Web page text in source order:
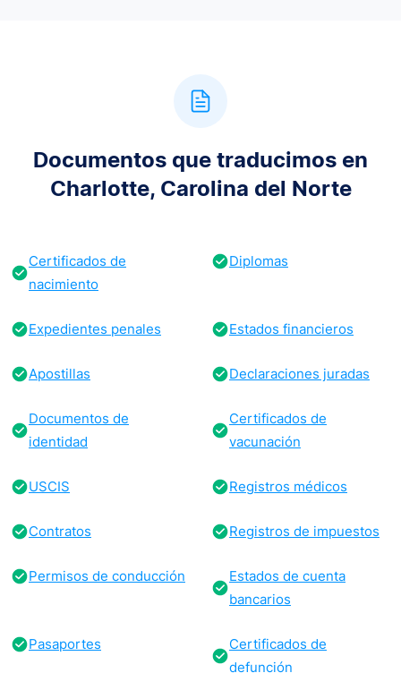
Documentos que traducimos en
Charlotte, Carolina del Norte
Certificados de
nacimiento
Diplomas
Expedientes penales Estados financieros
Apostillas Declaraciones juradas
Documentos de
identidad
Certificados de
vacunación
USCIS Registros médicos
Contratos Registros de impuestos
Permisos de conducción
Estados de cuenta
bancarios
Pasaportes
Certificados de
defunción